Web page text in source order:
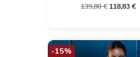
139,80 € 118,83 €
-15%